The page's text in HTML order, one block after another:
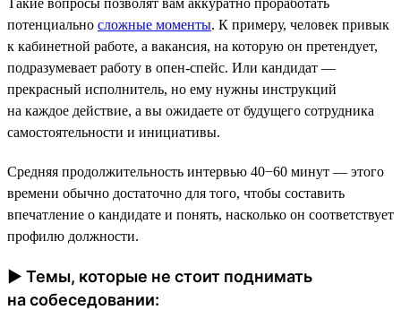
потенциально сложные моменты. К примеру, человек привык
к кабинетной работе, а вакансия, на которую он претендует,
подразумевает работу в опен-спейс. Или кандидат —
прекрасный исполнитель, но ему нужны инструкций
на каждое действие, а вы ожидаете от будущего сотрудника
самостоятельности и инициативы.
Средняя продолжительность интервью 40−60 минут — этого
времени обычно достаточно для того, чтобы составить
впечатление о кандидате и понять, насколько он соответствует
профилю должности.
► Темы, которые не стоит поднимать
на собеседовании: